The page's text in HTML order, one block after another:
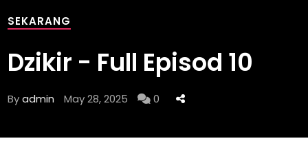
SEKARANG
Dzikir - Full Episod 10
Byadmin May 28, 2025 0